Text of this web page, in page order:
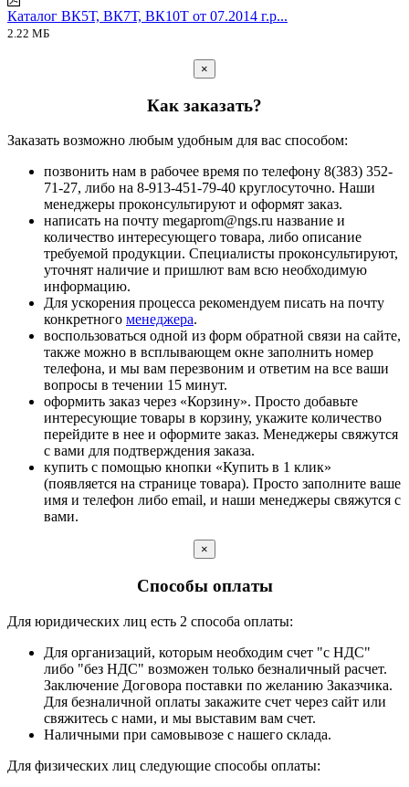
Каталог ВК5Т, ВК7Т, ВК10Т от 07.2014 г.p...
2.22 МБ
×
Как заказать?
Заказать возможно любым удобным для вас способом:
позвонить нам в рабочее время по телефону 8(383) 352-
71-27, либо на 8-913-451-79-40 круглосуточно. Наши
менеджеры проконсультируют и оформят заказ.
написать на почту megaprom@ngs.ru название и
количество интересующего товара, либо описание
требуемой продукции. Специалисты проконсультируют,
уточнят наличие и пришлют вам всю необходимую
информацию.
Для ускорения процесса рекомендуем писать на почту
конкретного менеджера.
воспользоваться одной из форм обратной связи на сайте,
также можно в всплывающем окне заполнить номер
телефона, и мы вам перезвоним и ответим на все ваши
вопросы в течении 15 минут.
оформить заказ через «Корзину». Просто добавьте
интересующие товары в корзину, укажите количество
перейдите в нее и оформите заказ. Менеджеры свяжутся
с вами для подтверждения заказа.
купить с помощью кнопки «Купить в 1 клик»
(появляется на странице товара). Просто заполните ваше
имя и телефон либо email, и наши менеджеры свяжутся с
вами.
×
Способы оплаты
Для юридических лиц есть 2 способа оплаты:
Для организаций, которым необходим счет "с НДС"
либо "без НДС" возможен только безналичный расчет.
Заключение Договора поставки по желанию Заказчика.
Для безналичной оплаты закажите счет через сайт или
свяжитесь с нами, и мы выставим вам счет.
Наличными при самовывозе с нашего склада.
Для физических лиц следующие способы оплаты: